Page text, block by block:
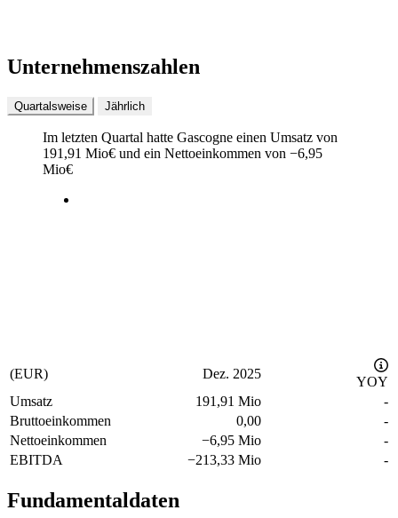
Unternehmenszahlen
Quartalsweise Jährlich
Im letzten Quartal hatte Gascogne einen Umsatz von
191,91 Mio€ und ein Nettoeinkommen von −6,95
Mio€
(EUR) Dez. 2025
YOY
Umsatz
191,91 Mio
-
Bruttoeinkommen
0,00
-
Nettoeinkommen
−6,95 Mio
-
EBITDA
−213,33 Mio -
Fundamentaldaten